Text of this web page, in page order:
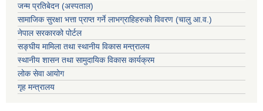
जन्म प्रतिबेदन (अस्पताल)
सामाजिक सुरक्षा भत्ता प्राप्त गर्ने लाभग्राहिहरुको विवरण (चालु आ.व.)
नेपाल सरकारको पोर्टल
सङ्घीय मामिला तथा स्थानीय विकास मन्त्रालय
स्थानीय शासन तथा सामुदायिक विकास कार्यक्रम
लोक सेवा आयोग
गृह मन्त्रालय